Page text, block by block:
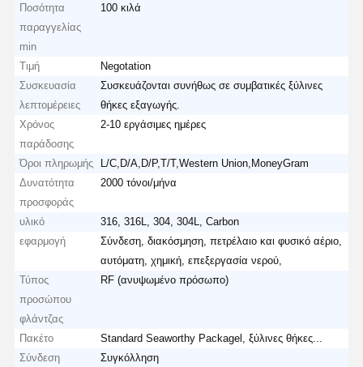
Ποσότητα
παραγγελίας
min
100 κιλά
Τιμή
Negotation
Συσκευασία
λεπτομέρειες
Συσκευάζονται συνήθως σε συμβατικές ξύλινες
θήκες εξαγωγής.
Χρόνος
παράδοσης
2-10 εργάσιμες ημέρες
Όροι πληρωμής
L/C,D/A,D/P,T/T,Western Union,MoneyGram
Δυνατότητα
προσφοράς
2000 τόνοι/μήνα
υλικό
316, 316L, 304, 304L, Carbon
εφαρμογή
Σύνδεση, διακόσμηση, πετρέλαιο και φυσικό αέριο,
αυτόματη, χημική, επεξεργασία νερού,
Τύπος
προσώπου
φλάντζας
RF (ανυψωμένο πρόσωπο)
Πακέτο
Standard Seaworthy Packagel, ξύλινες θήκες...
Σύνδεση
Συγκόλληση